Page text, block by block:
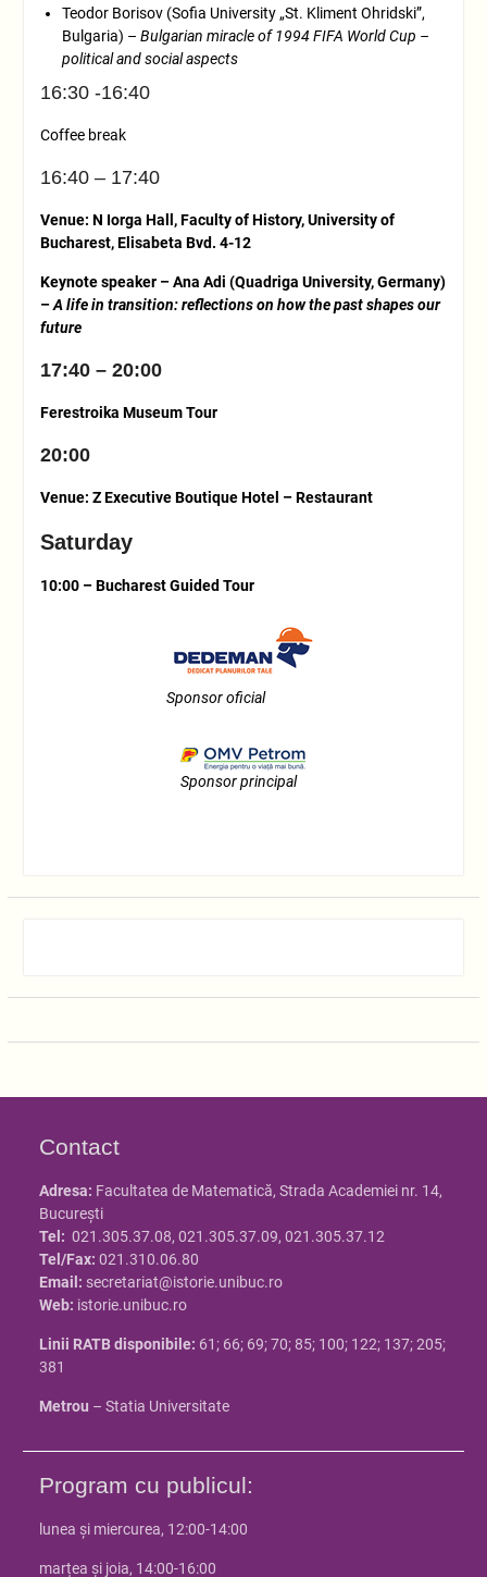
Teodor Borisov (Sofia University „St. Kliment Ohridski”,
Bulgaria) – Bulgarian miracle of 1994 FIFA World Cup –
political and social aspects
16:30 -16:40
Coffee break
16:40 – 17:40
Venue: N Iorga Hall, Faculty of History, University of
Bucharest, Elisabeta Bvd. 4-12
Keynote speaker –Ana Adi (Quadriga University, Germany)
–A life in transition: reflections on how the past shapes our
future
17:40 – 20:00
Ferestroika Museum Tour
20:00
Venue: Z Executive Boutique Hotel – Restaurant
Saturday
10:00 – Bucharest Guided Tour
Sponsor oficial
Sponsor principal
Contact
Adresa: Facultatea de Matematică, Strada Academiei nr. 14,
Bucureşti
Tel: 021.305.37.08, 021.305.37.09, 021.305.37.12
Tel/Fax: 021.310.06.80
Email: secretariat@istorie.unibuc.ro
Web: istorie.unibuc.ro
Linii RATB disponibile: 61; 66; 69; 70; 85; 100; 122; 137; 205;
381
Metrou – Statia Universitate
Program cu publicul:
lunea și miercurea, 12:00-14:00
marțea și joia, 14:00-16:00